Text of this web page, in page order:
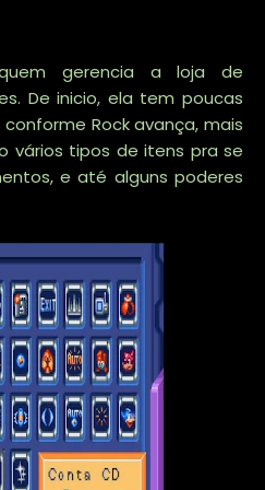
gerencia a loja de
De inicio, ela tem poucas
Rock avança, mais
vários tipos de itens pra se
e até alguns poderes